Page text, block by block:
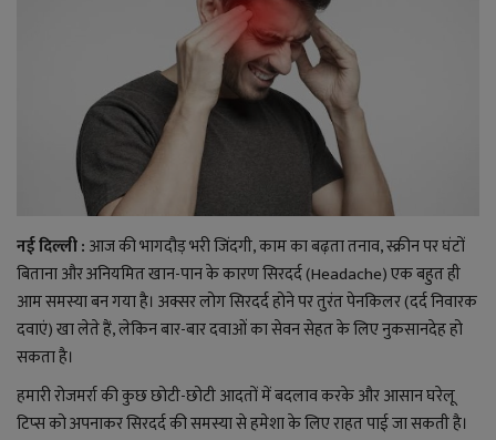
ज्ञान विज्ञान
करिअर
वाद विवाद
संपादकीय
नई दिल्ली : आज की भागदौड़ भरी जिंदगी, काम का बढ़ता तनाव, स्क्रीन पर घंटों
बिताना और अनियमित खान-पान के कारण सिरदर्द (Headache) एक बहुत ही
आम समस्या बन गया है। अक्सर लोग सिरदर्द होने पर तुरंत पेनकिलर (दर्द निवारक
दवाएं) खा लेते हैं, लेकिन बार-बार दवाओं का सेवन सेहत के लिए नुकसानदेह हो
सकता है।
हमारी रोजमर्रा की कुछ छोटी-छोटी आदतों में बदलाव करके और आसान घरेलू
टिप्स को अपनाकर सिरदर्द की समस्या से हमेशा के लिए राहत पाई जा सकती है।